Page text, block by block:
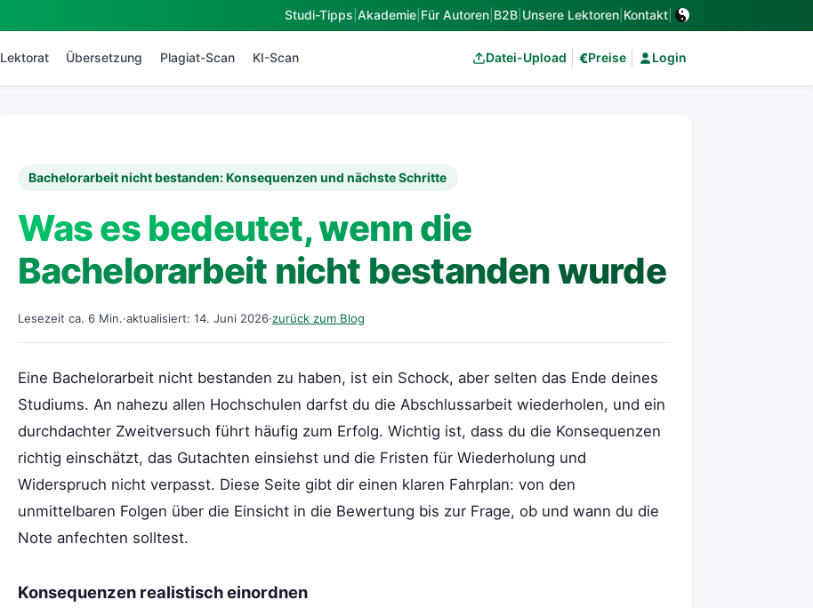
Studi-Tipps Akademie Für Autoren B2B Unsere Lektoren Kontakt
Lektorat Übersetzung Plagiat-Scan KI-Scan Datei-Upload €Preise Login
Bachelorarbeit nicht bestanden: Konsequenzen und nächste Schritte
Was es bedeutet, wenn die
Bachelorarbeit nicht bestanden wurde
Lesezeit ca. 6 Min.·aktualisiert: 14. Juni 2026·zurück zum Blog
Eine Bachelorarbeit nicht bestanden zu haben, ist ein Schock, aber selten das Ende deines
Studiums. An nahezu allen Hochschulen darfst du die Abschlussarbeit wiederholen, und ein
durchdachter Zweitversuch führt häufig zum Erfolg. Wichtig ist, dass du die Konsequenzen
richtig einschätzt, das Gutachten einsiehst und die Fristen für Wiederholung und
Widerspruch nicht verpasst. Diese Seite gibt dir einen klaren Fahrplan: von den
unmittelbaren Folgen über die Einsicht in die Bewertung bis zur Frage, ob und wann du die
Note anfechten solltest.
Konsequenzen realistisch einordnen